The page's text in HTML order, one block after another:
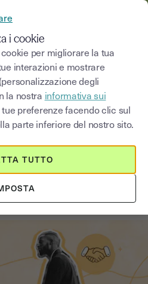
Saisissez un terme
ha trasformato il
con Youtrust
i cookie
per migliorare la tua
interazioni e mostrare
degli
la nostra informativa sui
preferenze facendo clic sul
parte inferiore del nostro sito.
TUTTO